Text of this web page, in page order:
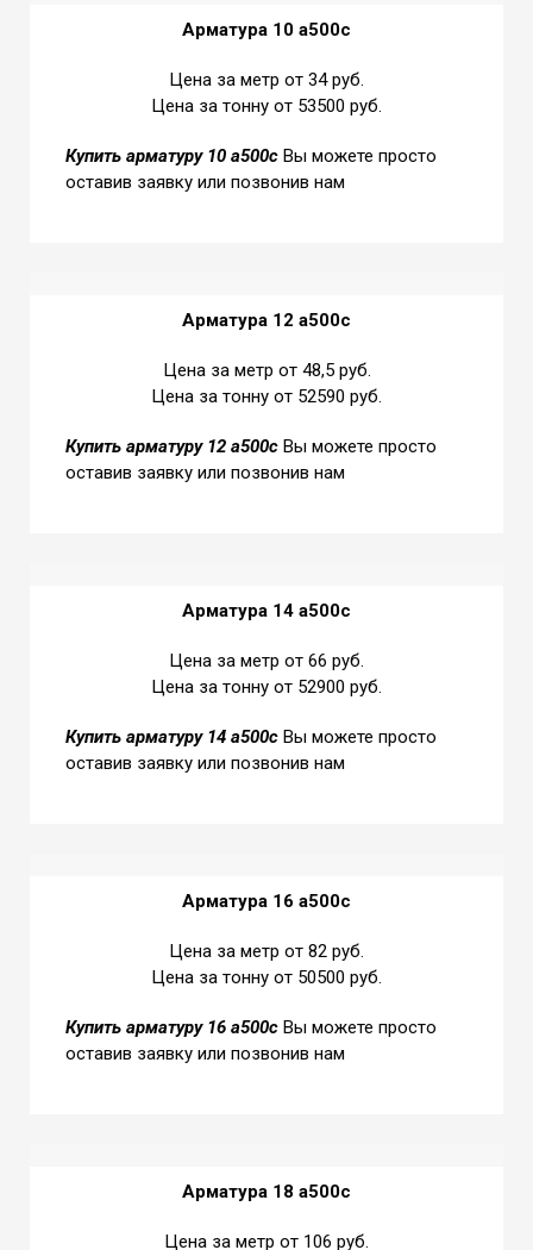
Арматура 10 а500с
Цена за метр от 34 руб.
Цена за тонну от 53500 руб.
Купить арматуру 10 а500с Вы можете просто
оставив заявку или позвонив нам
Арматура 12 а500с
Цена за метр от 48,5 руб.
Цена за тонну от 52590 руб.
Купить арматуру 12 а500с Вы можете просто
оставив заявку или позвонив нам
Арматура 14 а500с
Цена за метр от 66 руб.
Цена за тонну от 52900 руб.
Купить арматуру 14 а500с Вы можете просто
оставив заявку или позвонив нам
Арматура 16 а500с
Цена за метр от 82 руб.
Цена за тонну от 50500 руб.
Купить арматуру 16 а500с Вы можете просто
оставив заявку или позвонив нам
Арматура 18 а500с
Цена за метр от 106 руб.